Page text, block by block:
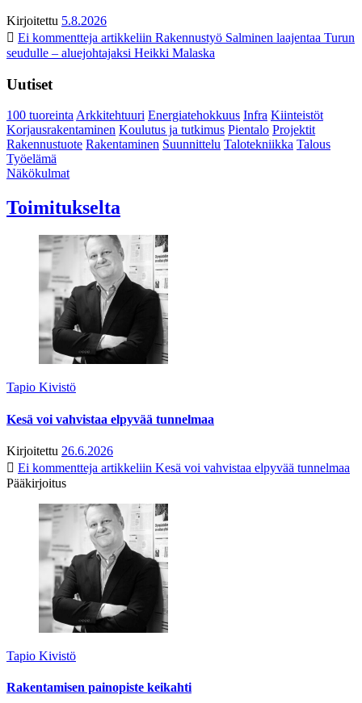
Kirjoitettu 5.8.2026
Ei kommentteja artikkeliin Rakennustyö Salminen laajentaa Turun
seudulle – aluejohtajaksi Heikki Malaska
Uutiset
100 tuoreintaArkkitehtuuri Energiatehokkuus Infra Kiinteistöt
Korjausrakentaminen Koulutus ja tutkimus Pientalo Projektit
Rakennustuote Rakentaminen Suunnittelu Talotekniikka Talous
Työelämä
Näkökulmat
Toimitukselta
Tapio Kivistö
Kesä voi vahvistaa elpyvää tunnelmaa
Kirjoitettu 26.6.2026
Ei kommentteja artikkeliin Kesä voi vahvistaa elpyvää tunnelmaa
Pääkirjoitus
Tapio Kivistö
Rakentamisen painopiste keikahti